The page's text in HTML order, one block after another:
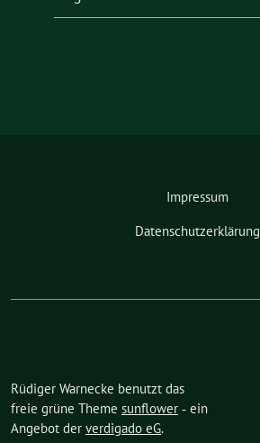
Impressum
Datenschutzerklärung
Rüdiger Warnecke benutzt das
freie grüne Theme sunflower ‐ ein
Angebot der verdigado eG.